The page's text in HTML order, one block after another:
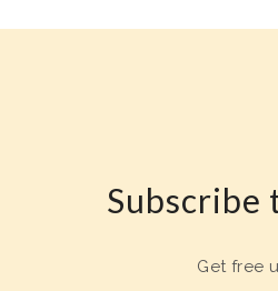
Subscribe
Get free